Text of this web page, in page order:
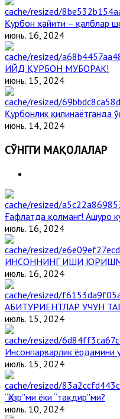
Қурбон ҳайити – қалблар
июнь. 16, 2024
ИЙД ҚУРБОН МУБОРАК!
июнь. 15, 2024
Қурбонлик қилинаётганда
июнь. 14, 2024
СЎНГГИ МАҚОЛАЛАР
Ғафлатда қолманг! Ашуро
июль. 16, 2024
ИНСОННИНГ ИШИ
июль. 16, 2024
АБИТУРИЕНТЛАР УЧУН
июль. 15, 2024
Инсонпарварлик ёрдамини
июль. 15, 2024
“Ҳизр”ми ёки “тақдир”ми?
июль. 10, 2024